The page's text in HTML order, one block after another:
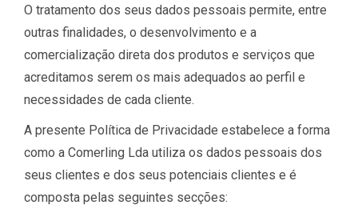
O tratamento dos seus dados pessoais permite, entre
outras finalidades, o desenvolvimento e a
comercialização direta dos produtos e serviços que
acreditamos serem os mais adequados ao perfil e
necessidades de cada cliente.
A presente Política de Privacidade estabelece a forma
como a Comerling Lda utiliza os dados pessoais dos
seus clientes e dos seus potenciais clientes e é
composta pelas seguintes secções: